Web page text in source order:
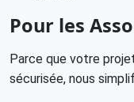
Pour les
Parce que votre
sécurisée, nous